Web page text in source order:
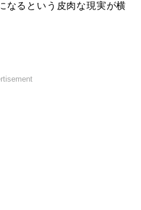
なるという皮肉な現実が横